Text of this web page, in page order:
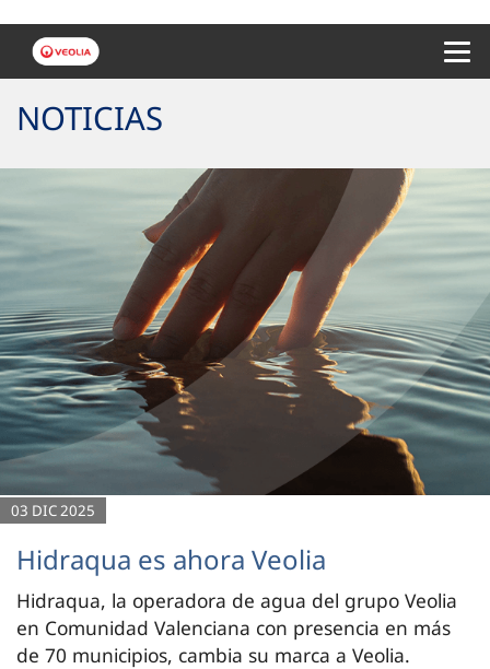
NOTICIAS
03 DIC 2025
Hidraqua es ahora Veolia
Hidraqua, la operadora de agua del grupo Veolia
en Comunidad Valenciana con presencia en más
de 70 municipios, cambia su marca a Veolia.